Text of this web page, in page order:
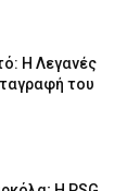
Η Λεγανές
του